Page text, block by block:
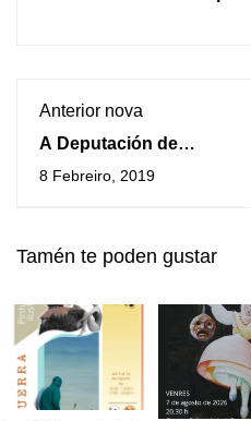
Anterior nova
A Deputación de
Pontevedra abre o
8 Febreiro, 2019
Tamén te poden gustar